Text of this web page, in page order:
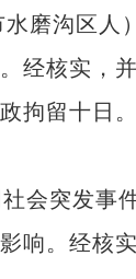
磨沟区人
经核实，
拘留十日。
会突发事
响。经核